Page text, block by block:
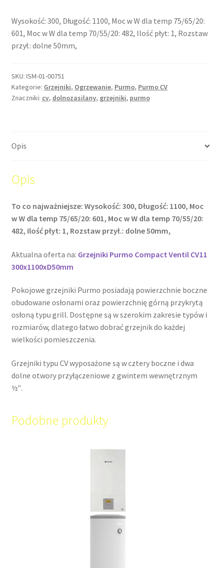
Wysokość: 300, Długość: 1100, Moc w W dla temp 75/65/20:
601, Moc w W dla temp 70/55/20: 482, Ilość płyt: 1, Rozstaw
przył.: dolne 50mm,
SKU: ISM-01-00751
Kategorie: Grzejniki, Ogrzewanie, Purmo, Purmo CV
Znaczniki: cv, dolnozasilany, grzejniki, purmo
Opis
Opis
To co najważniejsze: Wysokość: 300, Długość: 1100, Moc
w W dla temp 75/65/20: 601, Moc w W dla temp 70/55/20:
482, Ilość płyt: 1, Rozstaw przył.: dolne 50mm,
Aktualna oferta na: Grzejniki Purmo Compact Ventil CV11
300x1100xD50mm
Pokojowe grzejniki Purmo posiadają powierzchnie boczne
obudowane osłonami oraz powierzchnię górną przykrytą
osłoną typu grill. Dostępne są w szerokim zakresie typów i
rozmiarów, dlatego łatwo dobrać grzejnik do każdej
wielkości pomieszczenia.
Grzejniki typu CV wyposażone są w cztery boczne i dwa
dolne otwory przyłączeniowe z gwintem wewnętrznym
½″.
Podobne produkty